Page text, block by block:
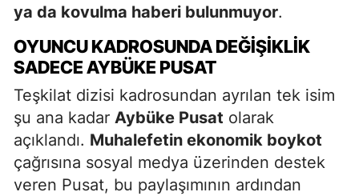
ya da kovulma haberi bulunmuyor.
OYUNCU KADROSUNDA DEĞIŞIKLIK
SADECE AYBÜKE PUSAT
Teşkilat dizisi kadrosundan ayrılan tek isim
şu ana kadar Aybüke Pusat olarak
açıklandı. Muhalefetin ekonomik boykot
çağrısına sosyal medya üzerinden destek
veren Pusat, bu paylaşımının ardından